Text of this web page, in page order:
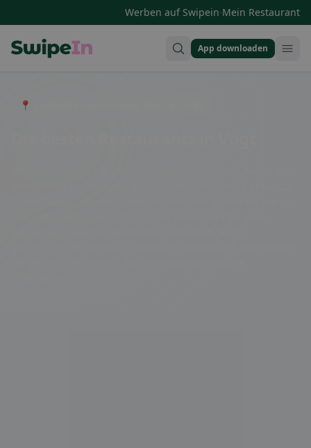
Werben auf Swipein·Mein Restaurant
App downloaden
📍 Entdecke Restaurants, Bars & Cafés